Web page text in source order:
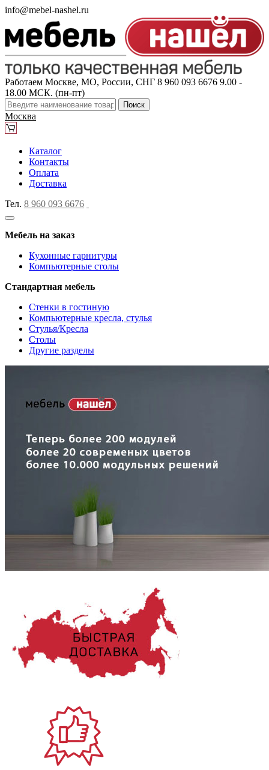
info@mebel-nashel.ru
Работаем Москве, МО, России, СНГ 8 960 093 6676 9.00 -
18.00 МСК. (пн-пт)
Поиск
Москва
Каталог
Контакты
Оплата
Доставка
Тел. 8 960 093 6676
Мебель на заказ
Кухонные гарнитуры
Компьютерные столы
Стандартная мебель
Стенки в гостиную
Компьютерные кресла, стулья
Стулья/Кресла
Столы
Другие разделы